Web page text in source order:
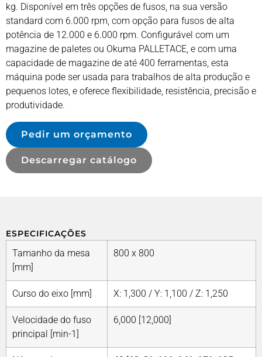
kg. Disponível em três opções de fusos, na sua versão
standard com 6.000 rpm, com opção para fusos de alta
potência de 12.000 e 6.000 rpm. Configurável com um
magazine de paletes ou Okuma PALLETACE, e com uma
capacidade de magazine de até 400 ferramentas, esta
máquina pode ser usada para trabalhos de alta produção e
pequenos lotes, e oferece flexibilidade, resistência, precisão e
produtividade.
Pedir um orçamento
Descarregar catálogo
ESPECIFICAÇÕES
Tamanho da mesa
[mm]
800 x 800
Curso do eixo [mm] X: 1,300 / Y: 1,100 / Z: 1,250
Velocidade do fuso
principal [min-1]
6,000 [12,000]